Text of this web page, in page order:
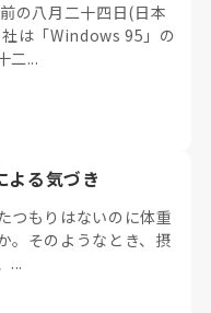
の八月二十四日(日本
は「Windows 95」の
二...
る気づき
つもりはないのに体重
。そのようなとき、摂
...